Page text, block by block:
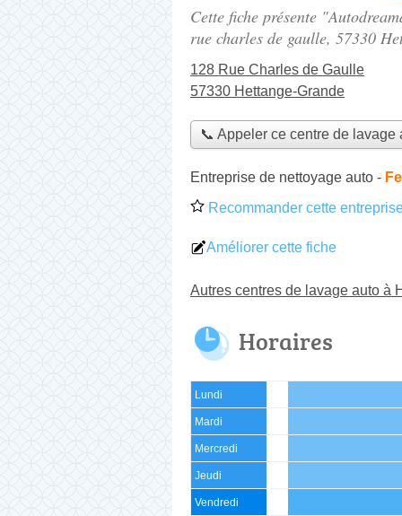
Cette fiche présente
rue charles de gaulle, 57330
128 Rue Charles de Gaulle
57330 Hettange-Grande
📞 Appeler ce centre de lavage
Entreprise de nettoyage auto -
Recommander cette
Améliorer cette fiche
Autres centres de lavage auto à
Horaires
Lundi
Mardi
Mercredi
Jeudi
Vendredi